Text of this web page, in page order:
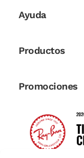
Ayuda
Productos
Promociones